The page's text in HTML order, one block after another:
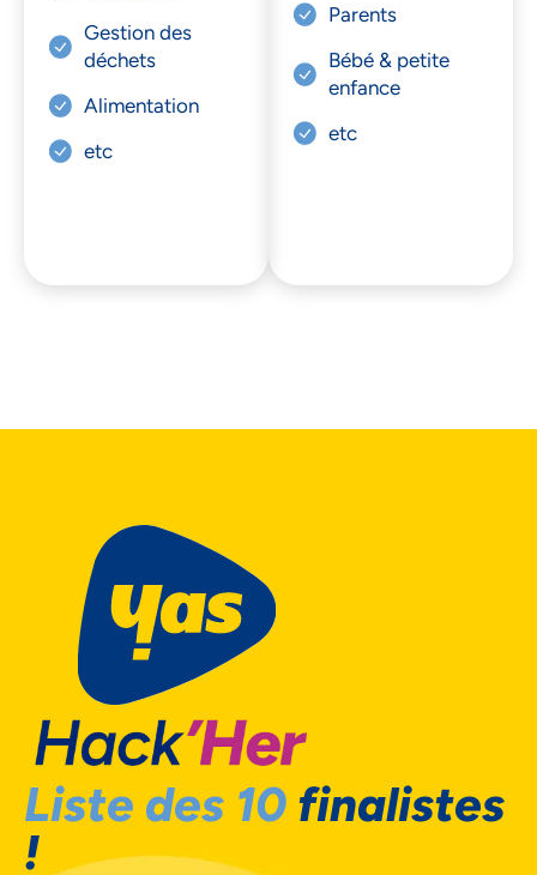
Gestion des
déchets
Alimentation
etc
Parents
Bébé & petite
enfance
etc
Liste des 10 finalistes
!